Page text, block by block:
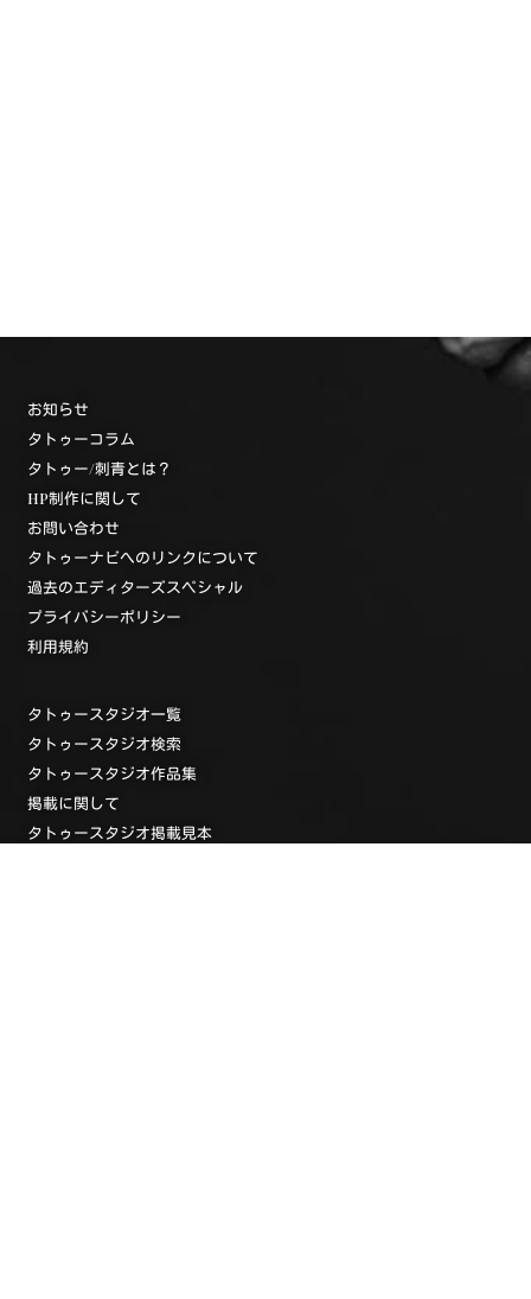
お知らせ
タトゥーコラム
タトゥー/刺青とは？
HP制作に関して
お問い合わせ
タトゥーナビへのリンクについて
過去のエディターズスペシャル
プライバシーポリシー
利用規約
タトゥースタジオ一覧
タトゥースタジオ検索
タトゥースタジオ作品集
掲載に関して
タトゥースタジオ掲載見本